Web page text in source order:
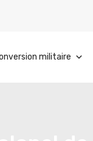
militaire